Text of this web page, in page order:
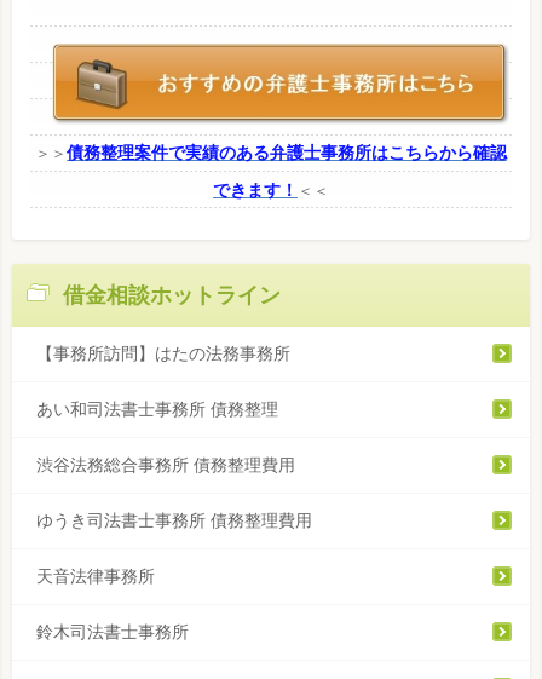
＞＞債務整理案件で実績のある弁護士事務所はこちらから確認
できます！ ＜＜
借金相談ホットライン
【事務所訪問】はたの法務事務所
あい和司法書士事務所 債務整理
渋谷法務総合事務所 債務整理費用
ゆうき司法書士事務所 債務整理費用
天音法律事務所
鈴木司法書士事務所